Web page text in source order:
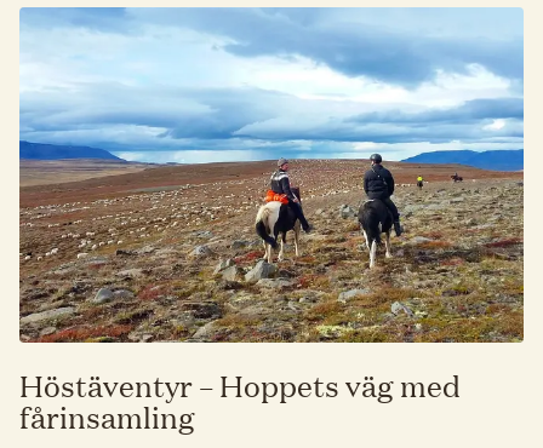
Höstäventyr – Hoppets väg med
fårinsamling